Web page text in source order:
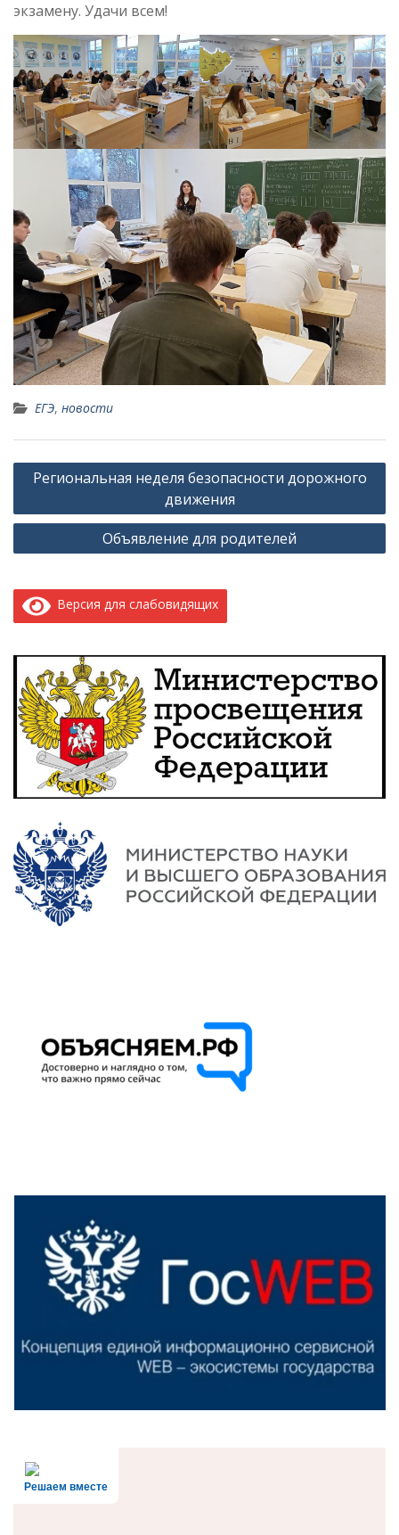
экзамену. Удачи всем!
ЕГЭ, новости
Навигация
записям
Региональная неделя безопасности дорожного
движения
Объявление для родителей
Версия для слабовидящих
Решаем вместе